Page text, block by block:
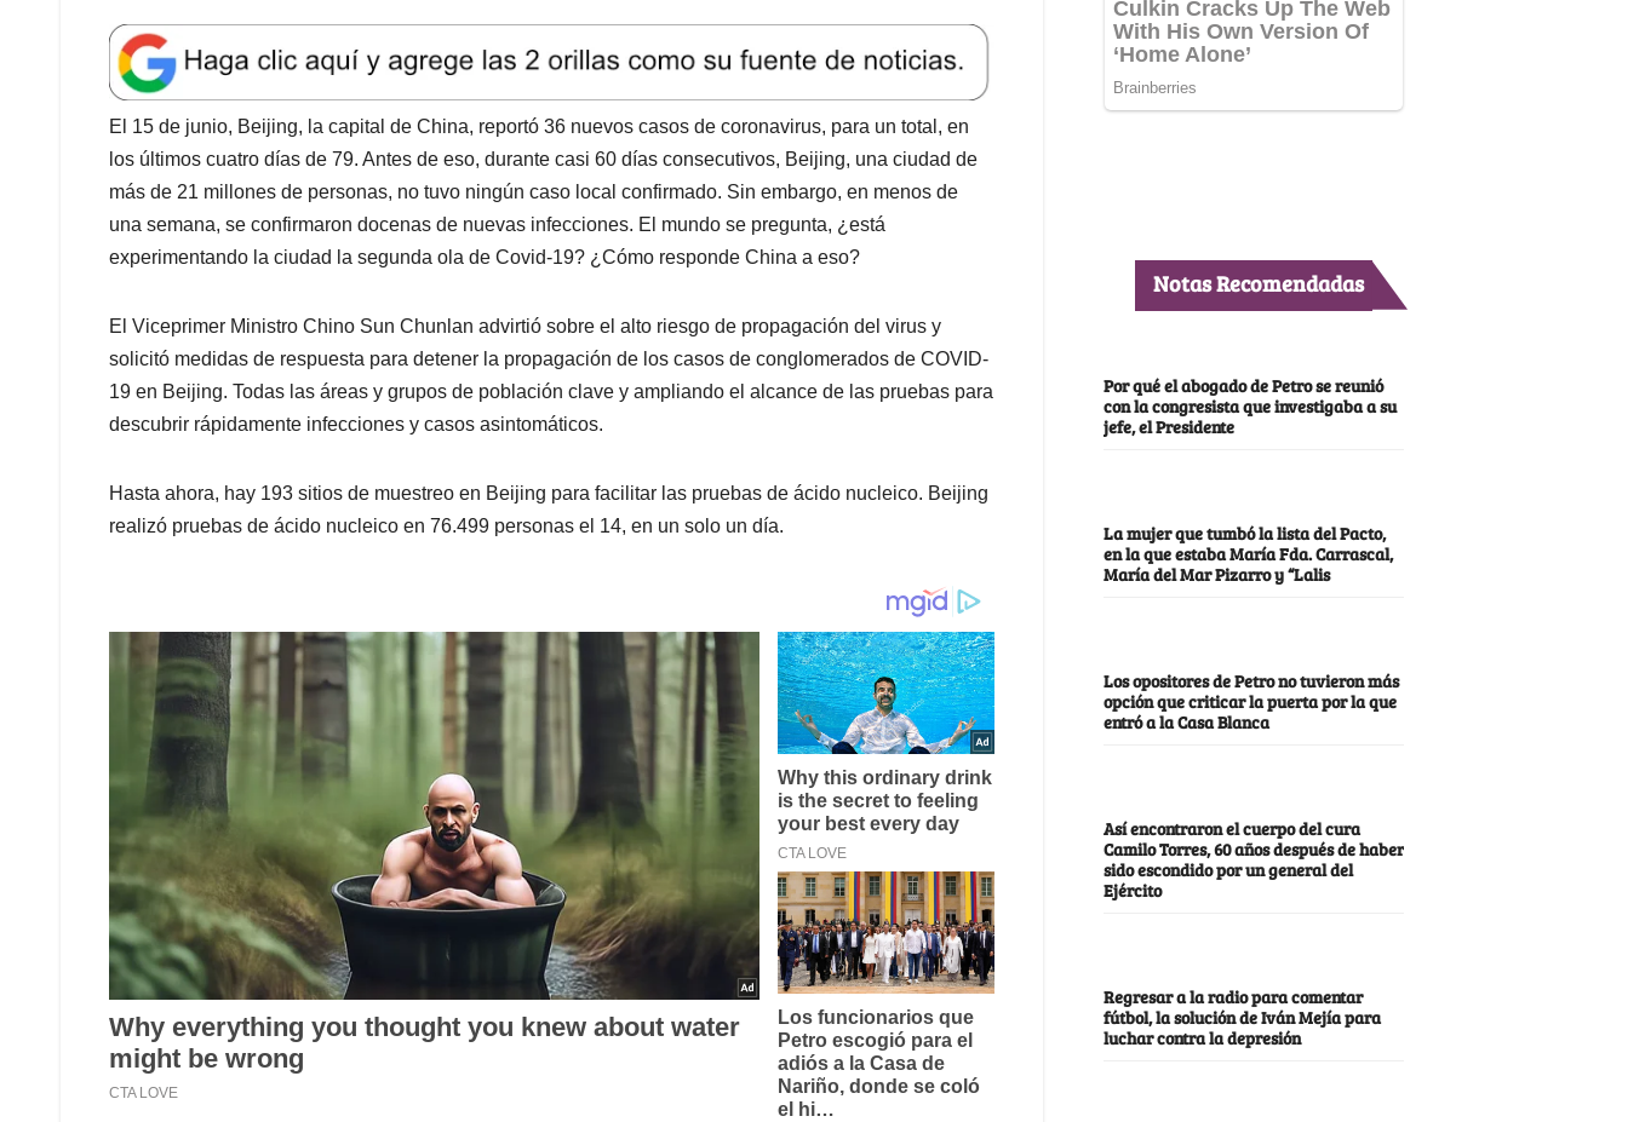
a
t
s
A
p
p
e
b
o
o
k
k
e
d
I
n
l
e
a
d
s
El 15 de junio, Beijing, la capital de China, reportó 36 nuevos casos de coronavirus, para un total, en
los últimos cuatro días de 79. Antes de eso, durante casi 60 días consecutivos, Beijing, una ciudad de
más de 21 millones de personas, no tuvo ningún caso local confirmado. Sin embargo, en menos de
una semana, se confirmaron docenas de nuevas infecciones. El mundo se pregunta, ¿está
experimentando la ciudad la segunda ola de Covid-19? ¿Cómo responde China a eso?
El Viceprimer Ministro Chino Sun Chunlan advirtió sobre el alto riesgo de propagación del virus y
solicitó medidas de respuesta para detener la propagación de los casos de conglomerados de COVID-
19 en Beijing. Todas las áreas y grupos de población clave y ampliando el alcance de las pruebas para
descubrir rápidamente infecciones y casos asintomáticos.
Hasta ahora, hay 193 sitios de muestreo en Beijing para facilitar las pruebas de ácido nucleico. Beijing
realizó pruebas de ácido nucleico en 76.499 personas el 14, en un solo un día.
Notas Recomendadas
Por qué el abogado de Petro se reunió
con la congresista que investigaba a su
jefe, el Presidente
La mujer que tumbó la lista del Pacto,
en la que estaba María Fda. Carrascal,
María del Mar Pizarro y “Lalis
Los opositores de Petro no tuvieron más
opción que criticar la puerta por la que
entró a la Casa Blanca
Así encontraron el cuerpo del cura
Camilo Torres, 60 años después de haber
sido escondido por un general del
Ejército
Regresar a la radio para comentar
fútbol, la solución de Iván Mejía para
luchar contra la depresión